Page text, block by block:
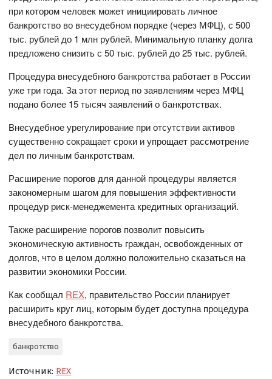
при котором человек может инициировать личное
банкротство во внесудебном порядке (через МФЦ), с 500
тыс. рублей до 1 млн рублей. Минимальную планку долга
предложено снизить с 50 тыс. рублей до 25 тыс. рублей.
Процедура внесудебного банкротства работает в России
уже три года. За этот период по заявлениям через МФЦ
подано более 15 тысяч заявлений о банкротствах.
Внесудебное урегулирование при отсутствии активов
существенно сокращает сроки и упрощает рассмотрение
дел по личным банкротствам.
Расширение порогов для данной процедуры является
закономерным шагом для повышения эффективности
процедур риск-менеджемента кредитных организаций.
Также расширение порогов позволит повысить
экономическую активность граждан, освобожденных от
долгов, что в целом должно положительно сказаться на
развитии экономики России.
Как сообщал REX, правительство России планирует
расширить круг лиц, которым будет доступна процедура
внесудебного банкротства.
банкротство
Источник: REX